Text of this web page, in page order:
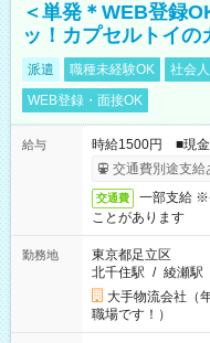
＜単発＊WEB登録
ッ！カプセルトイの
派遣 職種未経験OK 社会
WEB登録・面接OK
給与
時給1500円 ■現金
交通費別途支給
交通費
一部支給 ※
ことがあります
勤務地
東京都足立区
北千住駅 / 綾瀬駅
大手物流会社（
職場です！）